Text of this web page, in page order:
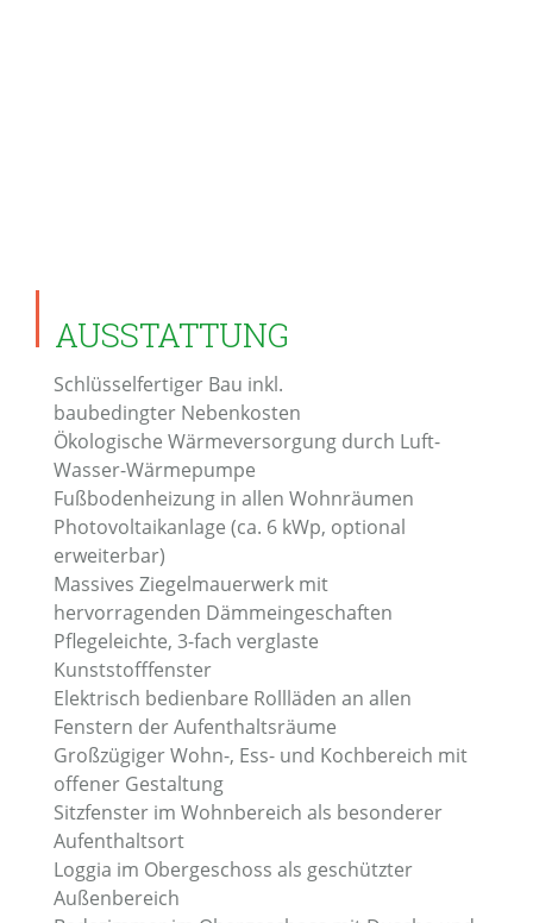
AUSSTATTUNG
Schlüsselfertiger Bau inkl.
baubedingter Nebenkosten
Ökologische Wärmeversorgung durch Luft-
Wasser-Wärmepumpe
Fußbodenheizung in allen Wohnräumen
Photovoltaikanlage (ca. 6 kWp, optional
erweiterbar)
Massives Ziegelmauerwerk mit
hervorragenden Dämmeingeschaften
Pflegeleichte, 3-fach verglaste
Kunststofffenster
Elektrisch bedienbare Rollläden an allen
Fenstern der Aufenthaltsräume
Großzügiger Wohn-, Ess- und Kochbereich mit
offener Gestaltung
Sitzfenster im Wohnbereich als besonderer
Aufenthaltsort
Loggia im Obergeschoss als geschützter
Außenbereich